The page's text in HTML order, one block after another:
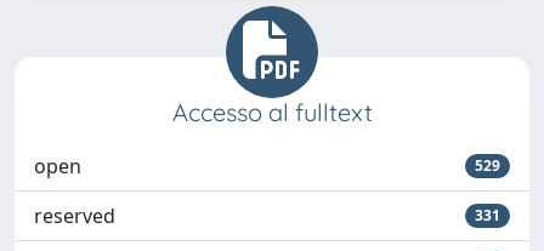
Accesso al fulltext
open 529
reserved 331